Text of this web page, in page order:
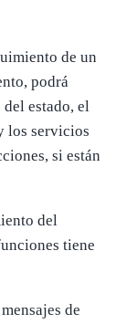
de un
podrá
estado, el
los servicios
si están
del
tiene
de